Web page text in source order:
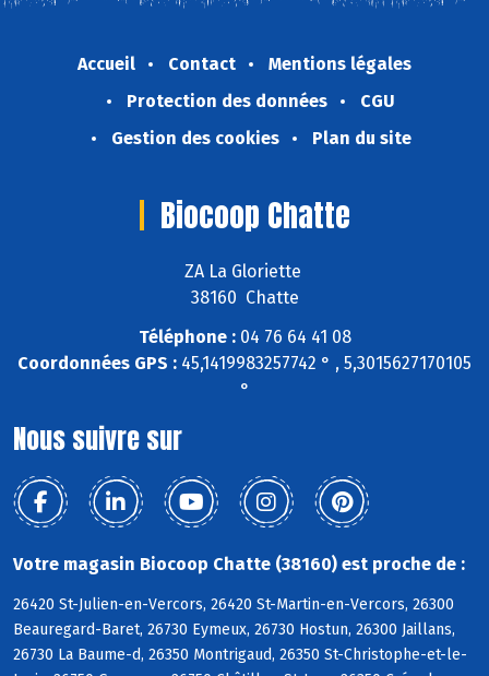
Accueil Contact
Mentions légales
Protection des données
CGU
Gestion des cookies
Plan du site
Biocoop Chatte
ZA La Gloriette
38160 Chatte
Téléphone :04 76 64 41 08
Coordonnées GPS : 45,1419983257742 ° , 5,3015627170105
°
Nous suivre sur
Votre magasin Biocoop Chatte (38160) est proche de :
26420 St-Julien-en-Vercors, 26420 St-Martin-en-Vercors, 26300
Beauregard-Baret, 26730 Eymeux, 26730 Hostun, 26300 Jaillans,
26730 La Baume-d, 26350 Montrigaud, 26350 St-Christophe-et-le-